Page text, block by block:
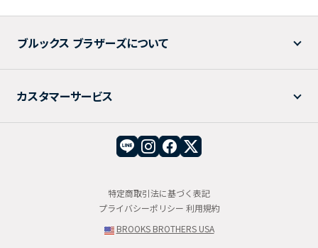
ブルックス ブラザーズについて
カスタマーサービス
特定商取引法に基づく表記
プライバシーポリシー 利用規約
BROOKS BROTHERS USA